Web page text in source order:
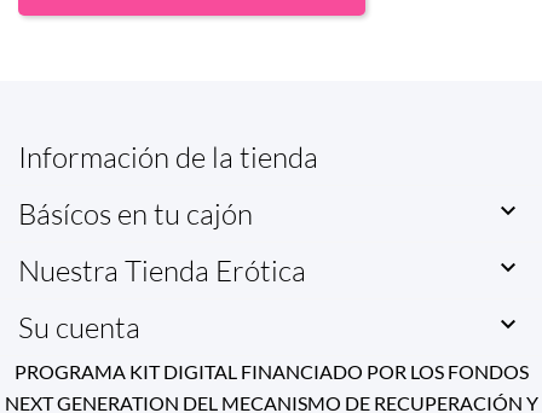
Información de la tienda
Básícos en tu cajón

Nuestra Tienda Erótica 
Su cuenta 
PROGRAMA KIT DIGITAL FINANCIADO POR LOS FONDOS
NEXT GENERATION DEL MECANISMO DE RECUPERACIÓN Y